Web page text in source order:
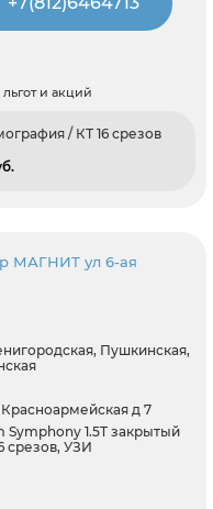
и акций
/ КТ 16 срезов
МАГНИТ ул 6-ая
Пушкинская,
д 7
1.5T закрытый
срезов, УЗИ